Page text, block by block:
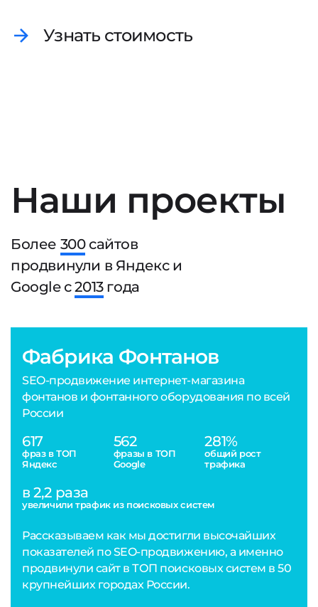
Узнать стоимость
Наши проекты
Более 300сайтов
продвинули в Яндекс и
Google с2013года
Фабрика Фонтанов
SEO-продвижение интернет-магазина
фонтанов и фонтанного оборудования по всей
России
617
фраз в ТОП
Яндекс
562
фразы в ТОП
Google
281%
общий рост
трафика
в 2,2 раза
увеличили трафик из поисковых систем
Рассказываем как мы достигли высочайших
показателей по SEO-продвижению, а именно
продвинули сайт в ТОП поисковых систем в 50
крупнейших городах России.